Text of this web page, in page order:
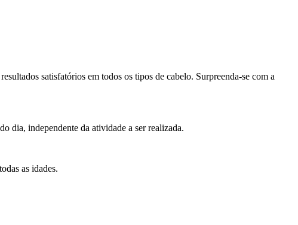
satisfatórios em todos os tipos de cabelo. Surpreenda-se com a
dia, independente da atividade a ser realizada.
as idades.